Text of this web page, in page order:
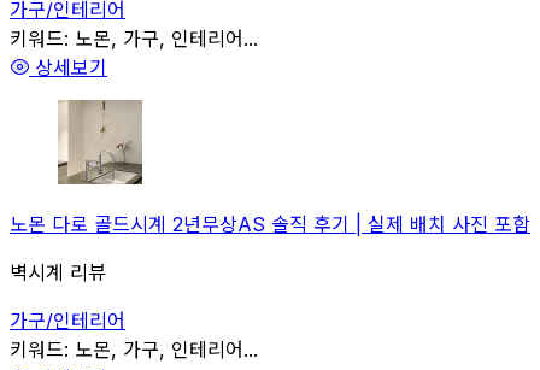
가구/인테리어
관련
키워드: 노몬, 가구, 인테리어...
상세보기
노몬 다로 골드시계 2년무상AS 솔직 후기 | 실제 배치 사진 포함
벽시계 리뷰
가구/인테리어
관련
키워드: 노몬, 가구, 인테리어...